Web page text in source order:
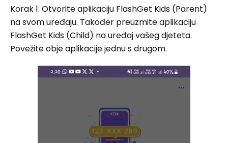
Korak 1. Otvorite aplikaciju FlashGet Kids (Parent)
na svom uređaju. Također preuzmite aplikaciju
FlashGet Kids (Child) na uređaj vašeg djeteta.
Povežite obje aplikacije jednu s drugom.